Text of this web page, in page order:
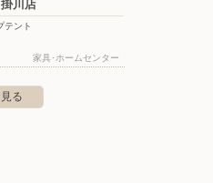
川店
テント
家具･ホームセンター
る